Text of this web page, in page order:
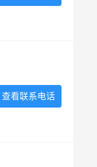
查看联系电话